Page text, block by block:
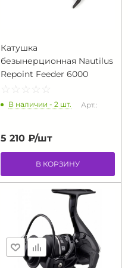
Катушка
безынерционная Nautilus
Repoint Feeder 6000
☆ ☆ ☆ ☆ ☆
★ ★ ★ ★ ★
В наличии - 2 шт. Арт.:
5 210 ₽/шт
В КОРЗИНУ